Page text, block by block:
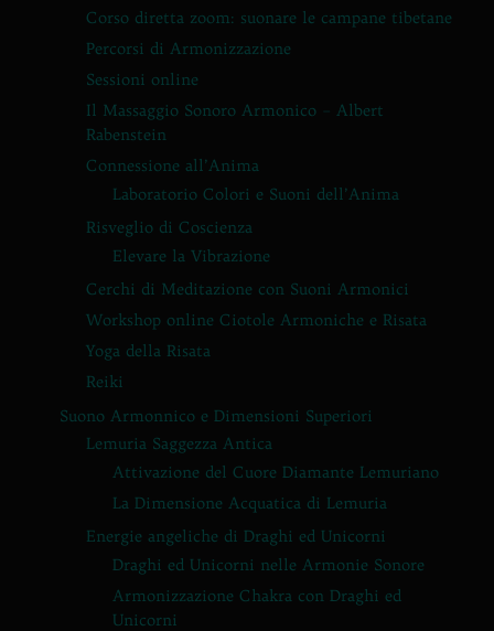
Corso diretta zoom: suonare le campane tibetane
Percorsi di Armonizzazione
Sessioni online
Il Massaggio Sonoro Armonico – Albert
Rabenstein
Connessione all’Anima
Laboratorio Colori e Suoni dell’Anima
Risveglio di Coscienza
Elevare la Vibrazione
Cerchi di Meditazione con Suoni Armonici
Workshop online Ciotole Armoniche e Risata
Yoga della Risata
Reiki
Suono Armonnico e Dimensioni Superiori
Lemuria Saggezza Antica
Attivazione del Cuore Diamante Lemuriano
La Dimensione Acquatica di Lemuria
Energie angeliche di Draghi ed Unicorni
Draghi ed Unicorni nelle Armonie Sonore
Armonizzazione Chakra con Draghi ed
Unicorni